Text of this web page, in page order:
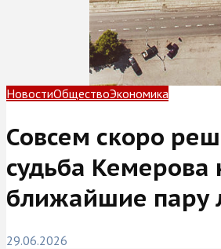
НовостиОбществоЭкономика
Совсем скоро
судьба Кемерова
ближайшие пару
29.06.2026